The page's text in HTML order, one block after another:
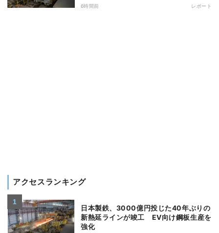
6時間前 レポート
アクセスランキング
日本製鉄、3000億円投じた40年ぶりの
新熱延ラインが竣工 EV向け鋼板生産を
強化